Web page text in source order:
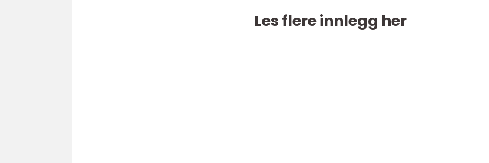
Les flere innlegg her